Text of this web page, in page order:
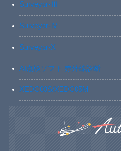
Surveyor-Ⅲ
Surveyor-Ⅳ
Surveyor-X
AI点検ソフト 赤外線診断
XEDC03S/XEDC05M